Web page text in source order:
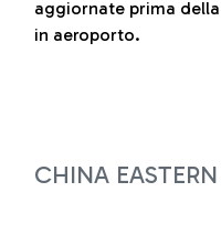
aggiornate prima
in aeroporto.
CHINA